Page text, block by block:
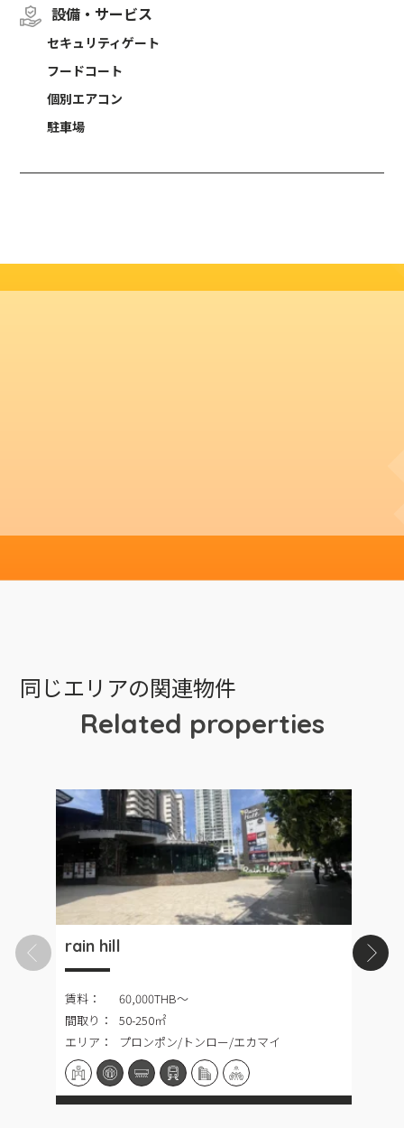
設備・サービス
セキュリティゲート
フードコート
個別エアコン
駐車場
同じエリアの関連物件
Related properties
rain hill
賃料：
60,000THB〜
間取り：
50-250㎡
エリア：
プロンポン/トンロー/エカマイ